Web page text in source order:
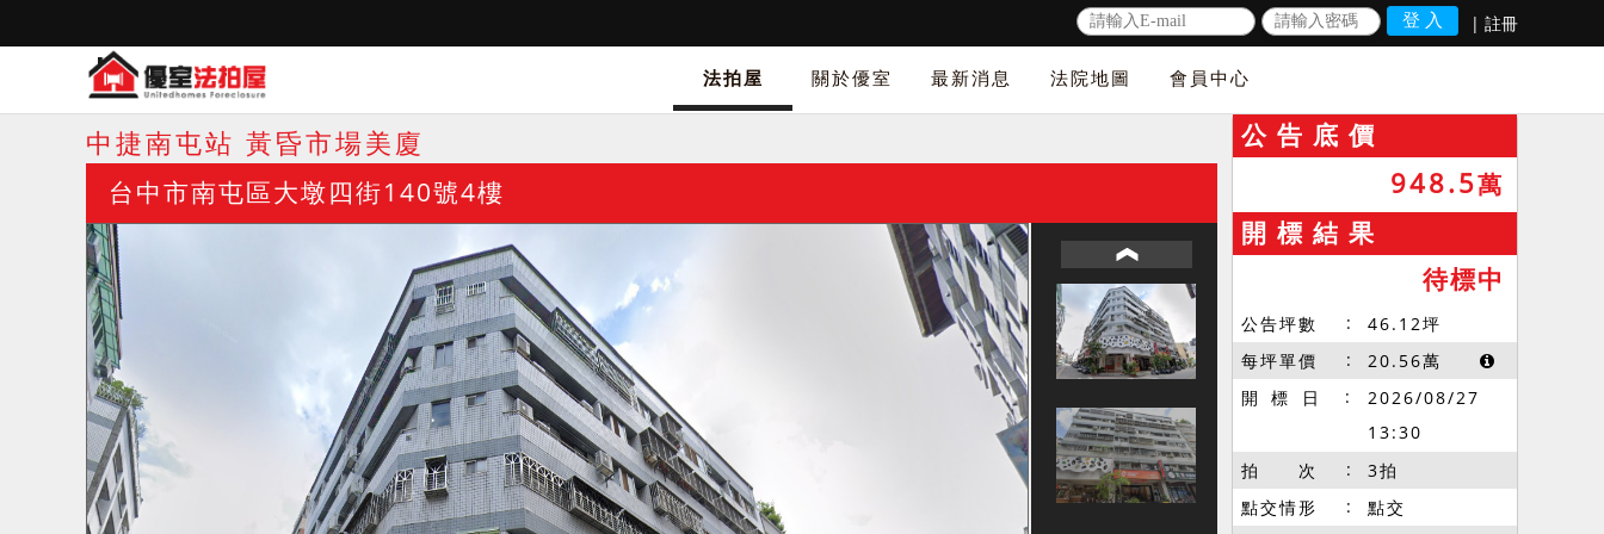
| 註冊
法拍屋 關於優室 最新消息 法院地圖 會員中心
中捷南屯站 黃昏市場美廈
台中市南屯區大墩四街140號4樓
公 告 底 價
948.5萬
開 標 結 果
待標中
公告坪數 46.12坪
每坪單價
20.56萬
開 標 日
2026/08/27
13:30
拍 次
3拍
點交情形
點交